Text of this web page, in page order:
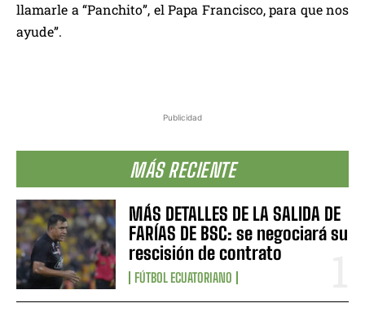
Publicidad
MÁS RECIENTE
MÁS DETALLES DE LA SALIDA DE
FARÍAS DE BSC: se negociará su
rescisión de contrato
FÚTBOL ECUATORIANO
llamarle a “Panchito”, el Papa Francisco, para que nos
ayude”.